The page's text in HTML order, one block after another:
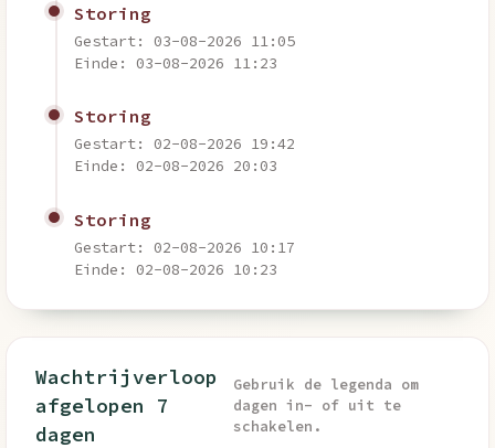
Storing
Gestart: 03-08-2026 11:05
Einde: 03-08-2026 11:23
Storing
Gestart: 02-08-2026 19:42
Einde: 02-08-2026 20:03
Storing
Gestart: 02-08-2026 10:17
Einde: 02-08-2026 10:23
Wachtrijverloop
afgelopen 7
dagen
Gebruik de legenda om
dagen in- of uit te
schakelen.